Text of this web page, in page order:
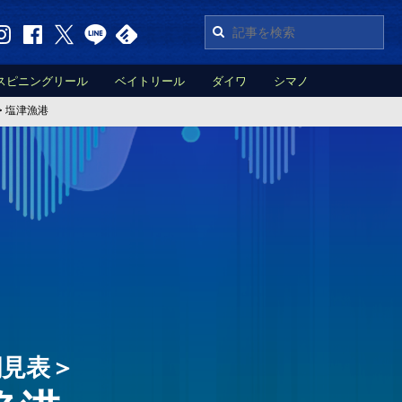
ピニングリール ベイトリール ダイワ シマノ
塩津漁港
表＞